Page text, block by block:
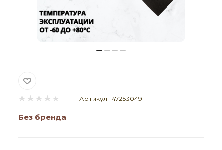
Артикул: 147253049
Без бренда